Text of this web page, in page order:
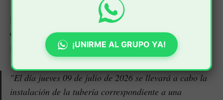
El consorcio vial, representado legalmente por Juan
Camilo Alegría Ponce, precisó el motivo de la
intervención:
"El día jueves 09 de julio de 2026 se llevará a cabo la
instalación de la tubería correspondiente a una
¡UNIRME AL GRUPO YA!